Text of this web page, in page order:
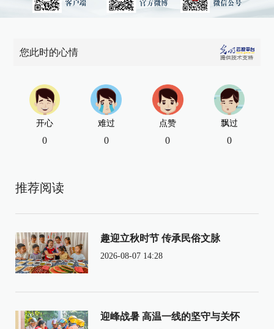
您此时的心情
开心
0
难过
0
点赞
0
飘过
0
推荐阅读
趣迎立秋时节 传承民俗文脉
2026-08-07 14:28
迎峰战暑 高温一线的坚守与关怀